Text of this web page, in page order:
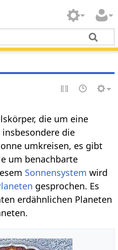
die um eine
die
umkreisen, es gibt
um benachbarte
Sonnensystem wird
gesprochen. Es
erdähnlichen Planeten